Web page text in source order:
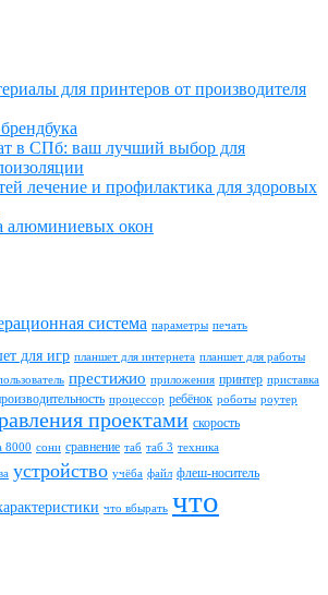
для принтеров от производителя
в СПб: ваш лучший выбор для
лечение и профилактика для здоровых
алюминиевых окон
система параметры печать
для игр планшет для интернета планшет для работы
престижио приложения принтер приставка
процессор ребёнок роботы роутер
проектами скорость
8000 сони сравнение таб таб 3 техника
устройство учёба файл флеш-носитель
что вбырать что